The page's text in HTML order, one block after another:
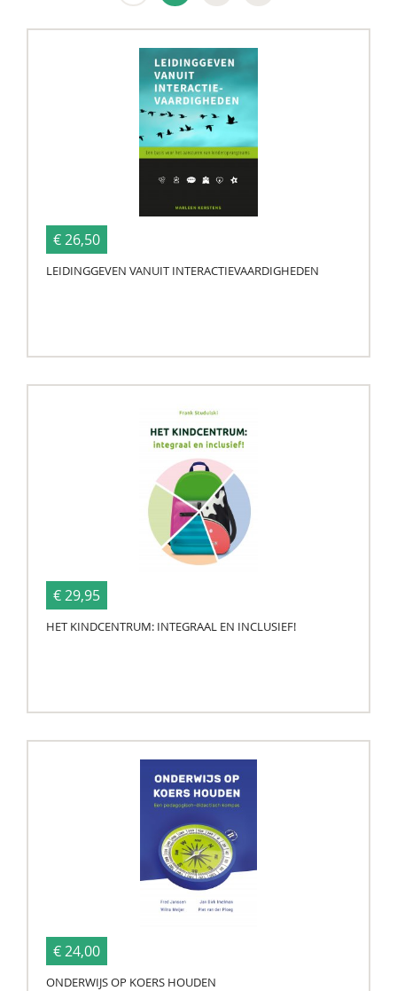
€ 26,50
LEIDINGGEVEN VANUIT INTERACTIEVAARDIGHEDEN
€ 29,95
HET KINDCENTRUM: INTEGRAAL EN INCLUSIEF!
€ 24,00
ONDERWIJS OP KOERS HOUDEN